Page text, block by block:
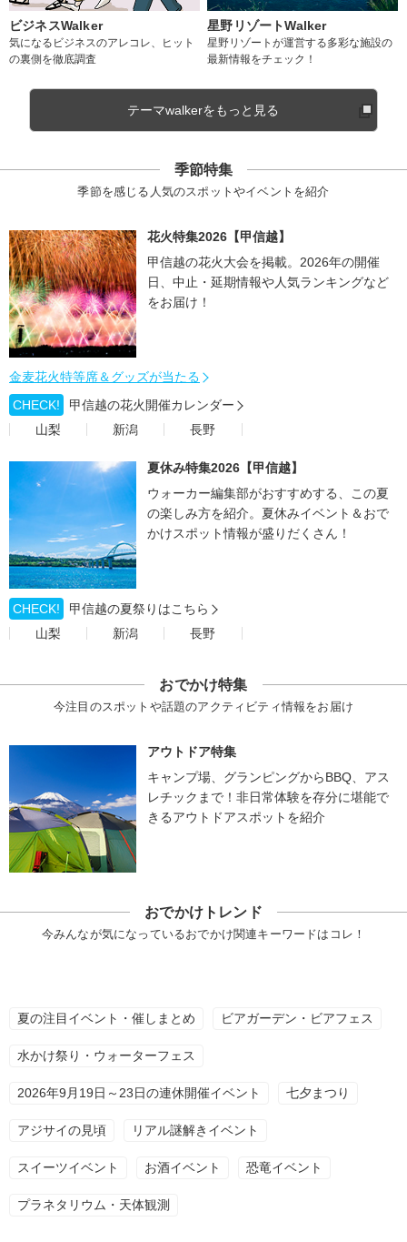
ビジネスWalker
気になるビジネスのアレコレ、ヒット
の裏側を徹底調査
星野リゾートWalker
星野リゾートが運営する多彩な施設の
最新情報をチェック！
テーマwalkerをもっと見る
季節特集
季節を感じる人気のスポットやイベントを紹介
花火特集2026【甲信越】
甲信越の花火大会を掲載。2026年の開催
日、中止・延期情報や人気ランキングなど
をお届け！
金麦花火特等席＆グッズが当たる
CHECK!
甲信越の花火開催カレンダー
山梨
新潟 長野
夏休み特集2026【甲信越】
ウォーカー編集部がおすすめする、この夏
の楽しみ方を紹介。夏休みイベント＆おで
かけスポット情報が盛りだくさん！
CHECK!
甲信越の夏祭りはこちら
山梨
新潟 長野
おでかけ特集
今注目のスポットや話題のアクティビティ情報をお届け
アウトドア特集
キャンプ場、グランピングからBBQ、アス
レチックまで！非日常体験を存分に堪能で
きるアウトドアスポットを紹介
おでかけトレンド
今みんなが気になっているおでかけ関連キーワードはコレ！
夏の注目イベント・催しまとめ ビアガーデン・ビアフェス
水かけ祭り・ウォーターフェス
2026年9月19日～23日の連休開催イベント 七夕まつり
アジサイの見頃 リアル謎解きイベント
スイーツイベント お酒イベント 恐竜イベント
プラネタリウム・天体観測